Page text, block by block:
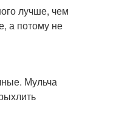
лучше, чем
а потому не
Мульча